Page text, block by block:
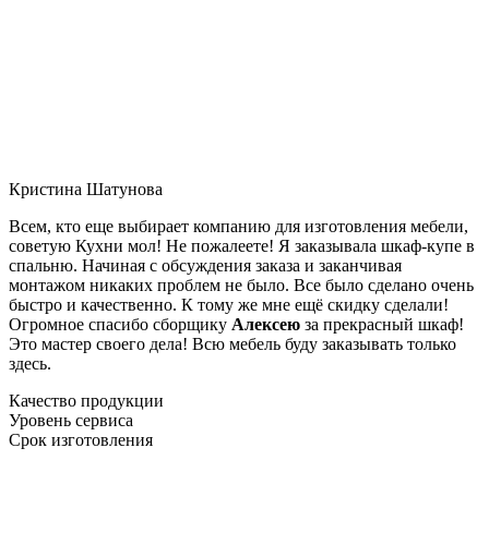
Кристина Шатунова
Всем, кто еще выбирает компанию для изготовления мебели,
советую Кухни мол! Не пожалеете! Я заказывала шкаф-купе в
спальню. Начиная с обсуждения заказа и заканчивая
монтажом никаких проблем не было. Все было сделано очень
быстро и качественно. К тому же мне ещё скидку сделали!
Огромное спасибо сборщику Алексею за прекрасный шкаф!
Это мастер своего дела! Всю мебель буду заказывать только
здесь.
Качество продукции
Уровень сервиса
Срок изготовления